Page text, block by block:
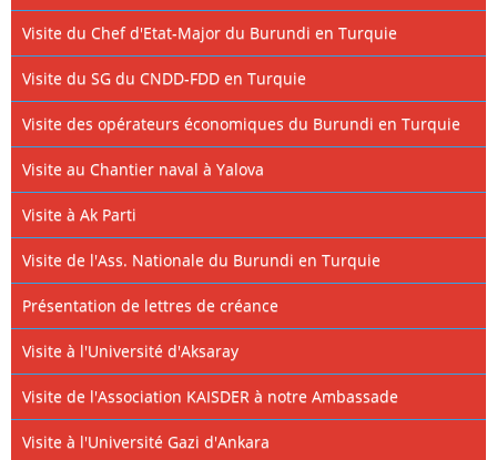
Visite du Chef d'Etat-Major du Burundi en Turquie
Visite du SG du CNDD-FDD en Turquie
Visite des opérateurs économiques du Burundi en Turquie
Visite au Chantier naval à Yalova
Visite à Ak Parti
Visite de l'Ass. Nationale du Burundi en Turquie
Présentation de lettres de créance
Visite à l'Université d'Aksaray
Visite de l'Association KAISDER à notre Ambassade
Visite à l'Université Gazi d'Ankara